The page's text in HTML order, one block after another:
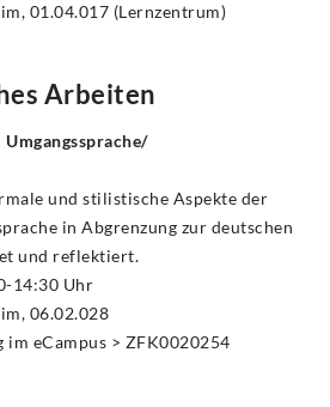
01.04.017 (Lernzentrum)
Arbeiten
und stilistische Aspekte der
in Abgrenzung zur deutschen
und reflektiert.
14:30 Uhr
06.02.028
eCampus > ZFK0020254